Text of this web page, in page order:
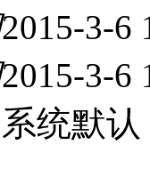
2015-3-6
2015-3-6
统默认